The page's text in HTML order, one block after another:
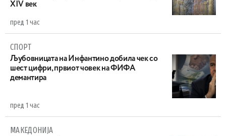
XIV век
пред 1 час
СПОРТ
Љубовницата на Инфантино добила чек со
шест цифри, првиот човек на ФИФА
демантира
пред 1 час
МАКЕДОНИЈА